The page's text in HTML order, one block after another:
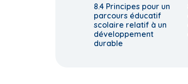
8.4 Principes pour un
parcours éducatif
scolaire relatif à un
développement
durable